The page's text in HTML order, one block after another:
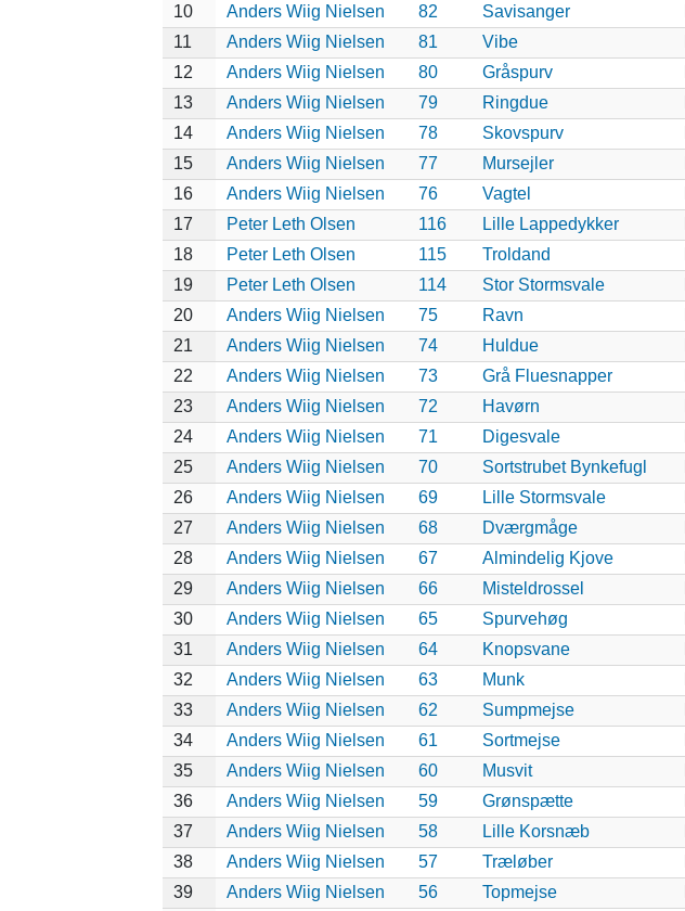
10
Anders Wiig Nielsen 82 Savisanger
11
Anders Wiig Nielsen 81 Vibe
12
Anders Wiig Nielsen 80 Gråspurv
13
Anders Wiig Nielsen 79 Ringdue
14
Anders Wiig Nielsen 78 Skovspurv
15
Anders Wiig Nielsen 77 Mursejler
16
Anders Wiig Nielsen 76 Vagtel
17
Peter Leth Olsen 116 Lille Lappedykker
18
Peter Leth Olsen 115 Troldand
19
Peter Leth Olsen 114 Stor Stormsvale
20
Anders Wiig Nielsen 75 Ravn
21
Anders Wiig Nielsen 74 Huldue
22
Anders Wiig Nielsen 73 Grå Fluesnapper
23
Anders Wiig Nielsen 72 Havørn
24
Anders Wiig Nielsen 71 Digesvale
25
Anders Wiig Nielsen 70 Sortstrubet Bynkefugl
26
Anders Wiig Nielsen 69 Lille Stormsvale
27
Anders Wiig Nielsen 68 Dværgmåge
28
Anders Wiig Nielsen 67 Almindelig Kjove
29
Anders Wiig Nielsen 66 Misteldrossel
30
Anders Wiig Nielsen 65 Spurvehøg
31
Anders Wiig Nielsen 64 Knopsvane
32
Anders Wiig Nielsen 63 Munk
33
Anders Wiig Nielsen 62 Sumpmejse
34
Anders Wiig Nielsen 61 Sortmejse
35
Anders Wiig Nielsen 60 Musvit
36
Anders Wiig Nielsen 59 Grønspætte
37
Anders Wiig Nielsen 58 Lille Korsnæb
38
Anders Wiig Nielsen 57 Træløber
39
Anders Wiig Nielsen 56 Topmejse